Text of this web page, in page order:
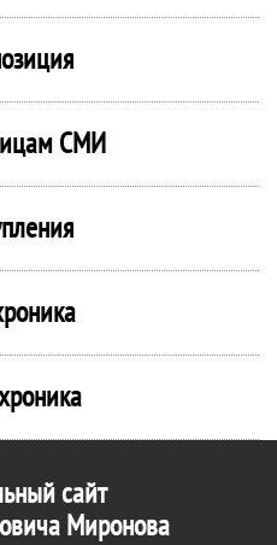
СМИ
сайт
Миронова